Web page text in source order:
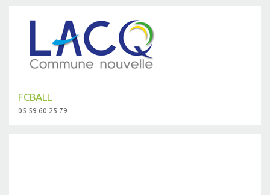
FCBALL
05 59 60 25 79